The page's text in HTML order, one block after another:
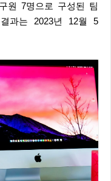
원 7명으로 구성된 팀
과는 2023년 12월 5